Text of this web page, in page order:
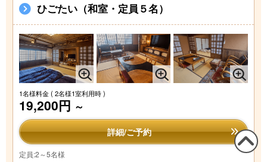
ひごたい（和室・定員５名）
1名様料金( 2名様1室利用時 )
19,200円 ～
詳細/ご予約
定員:2～5名様